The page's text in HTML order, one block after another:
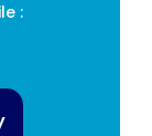
: